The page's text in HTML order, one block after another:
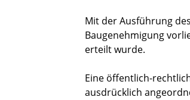
Mit der Ausführung
Baugenehmigung
erteilt wurde.
Eine öffentlich-
ausdrücklich